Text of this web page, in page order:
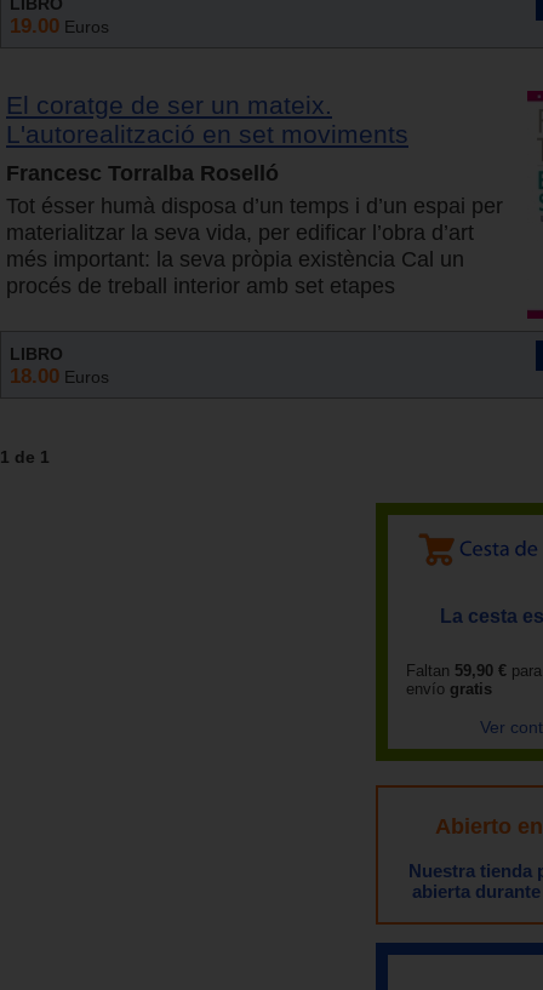
19.00 Euros
El coratge de ser un mateix.
L'autorealització en set moviments
Francesc Torralba Roselló
Tot ésser humà disposa d’un temps i d’un espai per
materialitzar la seva vida, per edificar l’obra d’art
més important: la seva pròpia existència Cal un
procés de treball interior amb set etapes
LIBRO
18.00 Euros
1 de 1
La cesta
Faltan 59,90 €
envío gratis
Ver
Abierto
Nuestra tienda
abierta